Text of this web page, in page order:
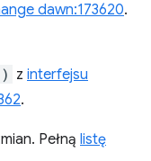
dawn:173620.
z interfejsu
.
Pełną listę